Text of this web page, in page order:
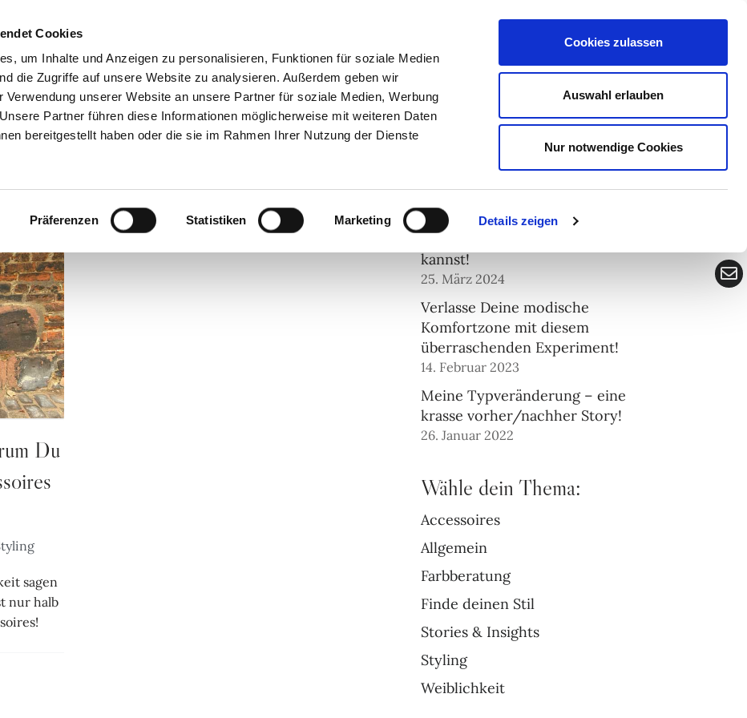
Cookies
um Inhalte und Anzeigen zu personalisieren, Funktionen für soziale Medien
die Zugriffe auf unsere Website zu analysieren. Außerdem geben wir
Verwendung unserer Website an unsere Partner für soziale Medien, Werbung
Partner führen diese Informationen möglicherweise mit weiteren Daten
bereitgestellt haben oder die sie im Rahmen Ihrer Nutzung der Dienste
Präferenzen Statistiken Marketing Details zeigen
Cookies zulassen
Auswahl erlauben
Nur notwendige Cookies
Du
sagen
nur halb
Neueste Beiträge
Wieso Du Dich im richtigen
Outfit besser durchsetzen
kannst!
25. März 2024
Verlasse Deine modische
Komfortzone mit diesem
überraschenden Experiment!
14. Februar 2023
Meine Typveränderung – eine
krasse vorher/nachher Story!
26. Januar 2022
Wähle dein Thema:
Accessoires
Allgemein
Farbberatung
Finde deinen Stil
Stories & Insights
Styling
Weiblichkeit